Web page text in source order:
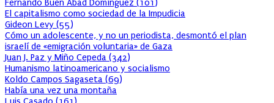
Fernando Buen Abad Domínguez (101)
El capitalismo como sociedad de la Impudicia
Gideon Levy (55)
Cómo un adolescente, y no un periodista, desmontó el plan
israelí de «emigración voluntaria» de Gaza
Juan J. Paz y Miño Cepeda (342)
Humanismo latinoamericano y socialismo
Koldo Campos Sagaseta (69)
Había una vez una montaña